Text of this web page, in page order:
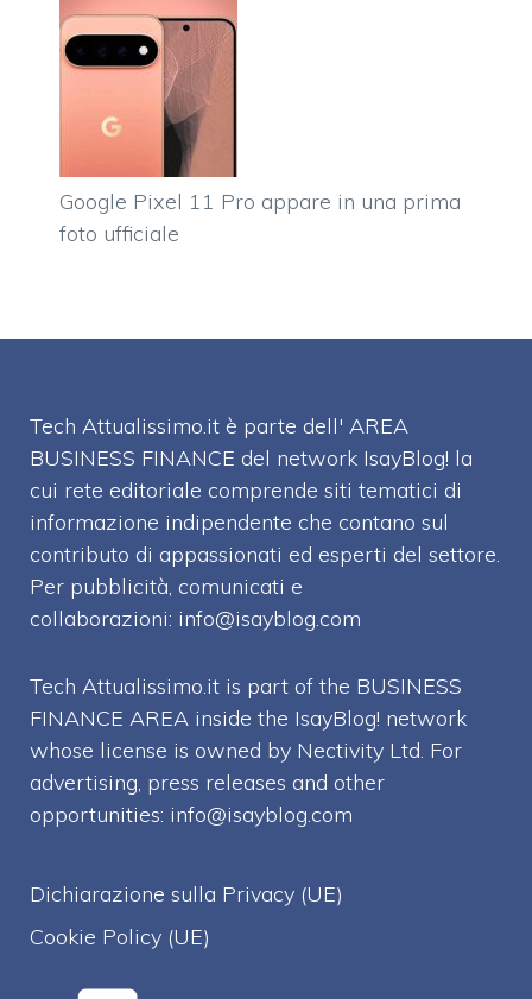
Google Pixel 11 Pro appare in una prima
foto ufficiale
Tech Attualissimo.it è parte dell' AREA
BUSINESS FINANCE del network IsayBlog! la
cui rete editoriale comprende siti tematici di
informazione indipendente che contano sul
contributo di appassionati ed esperti del settore.
Per pubblicità, comunicati e
collaborazioni: info@isayblog.com
Tech Attualissimo.it is part of the BUSINESS
FINANCE AREA inside the IsayBlog! network
whose license is owned by Nectivity Ltd. For
advertising, press releases and other
opportunities: info@isayblog.com
Dichiarazione sulla Privacy (UE)
Cookie Policy (UE)